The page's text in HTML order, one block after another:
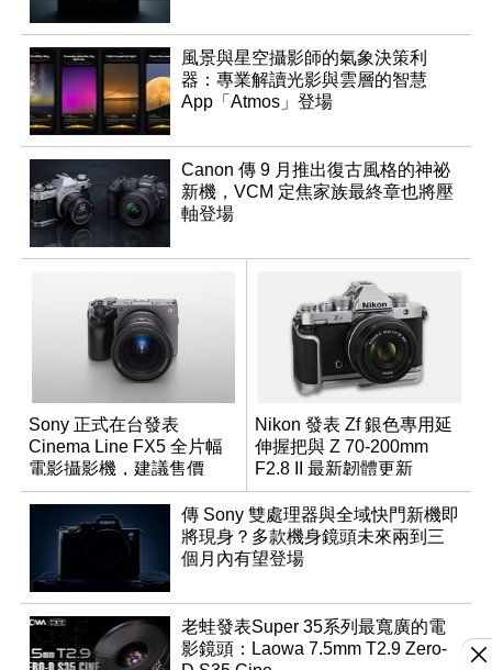
風景與星空攝影師的氣象決策利
器：專業解讀光影與雲層的智慧
App「Atmos」登場
Canon 傳 9 月推出復古風格的神祕
新機，VCM 定焦家族最終章也將壓
軸登場
Sony 正式在台發表
Cinema Line FX5 全片幅
電影攝影機，建議售價
NT$144,980
Nikon 發表 Zf 銀色專用延
伸握把與 Z 70-200mm
F2.8 II 最新韌體更新
傳 Sony 雙處理器與全域快門新機即
將現身？多款機身鏡頭未來兩到三
個月內有望登場
老蛙發表Super 35系列最寬廣的電
影鏡頭：Laowa 7.5mm T2.9 Zero-